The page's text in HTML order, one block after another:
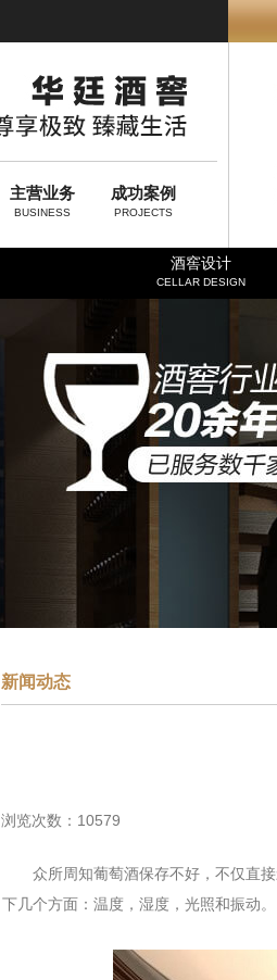
主营业务
BUSINESS
成功案例
PROJECTS
酒窖设计
CELLAR DESIGN
新闻动态
浏览次数：10579
众所周知葡萄酒保存不好，不仅直接
下几个方面：温度，湿度，光照和振动。